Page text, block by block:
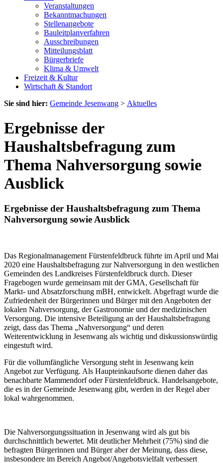
Veranstaltungen
Bekanntmachungen
Stellenangebote
Bauleitplanverfahren
Ausschreibungen
Mitteilungsblatt
Bürgerbriefe
Klima & Umwelt
Freizeit & Kultur
Wirtschaft & Standort
Sie sind hier: Gemeinde Jesenwang > Aktuelles
Ergebnisse der
Haushaltsbefragung zum
Thema Nahversorgung sowie
Ausblick
Ergebnisse der Haushaltsbefragung zum Thema
Nahversorgung sowie Ausblick
Das Regionalmanagement Fürstenfeldbruck führte im April und Mai
2020 eine Haushaltsbefragung zur Nahversorgung in den westlichen
Gemeinden des Landkreises Fürstenfeldbruck durch. Dieser
Fragebogen wurde gemeinsam mit der GMA, Gesellschaft für
Markt- und Absatzforschung mBH, entwickelt. Abgefragt wurde die
Zufriedenheit der Bürgerinnen und Bürger mit den Angeboten der
lokalen Nahversorgung, der Gastronomie und der medizinischen
Versorgung. Die intensive Beteiligung an der Haushaltsbefragung
zeigt, dass das Thema „Nahversorgung“ und deren
Weiterentwicklung in Jesenwang als wichtig und diskussionswürdig
eingestuft wird.
Für die vollumfängliche Versorgung steht in Jesenwang kein
Angebot zur Verfügung. Als Haupteinkaufsorte dienen daher das
benachbarte Mammendorf oder Fürstenfeldbruck. Handelsangebote,
die es in der Gemeinde Jesenwang gibt, werden in der Regel aber
lokal wahrgenommen.
Die Nahversorgungssituation in Jesenwang wird als gut bis
durchschnittlich bewertet. Mit deutlicher Mehrheit (75%) sind die
befragten Bürgerinnen und Bürger aber der Meinung, dass diese,
insbesondere im Bereich Angebot/Angebotsvielfalt verbessert